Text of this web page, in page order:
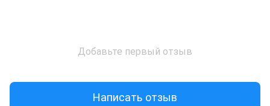
Добавьте первый отзыв
Написать отзыв